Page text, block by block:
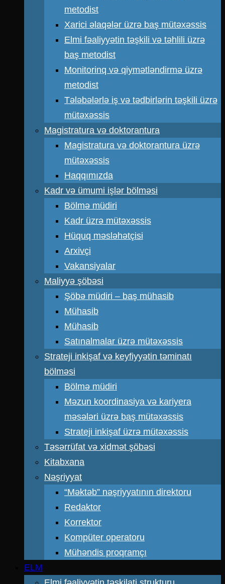
metodist
Xarici əlaqələr üzrə baş mütəxəssis
Elmi fəaliyyətin təşkili və təhlili üzrə
baş metodist
Monitorinq və qiymətləndirmə üzrə
metodist
Tələbələrlə iş və tədbirlərin təşkili üzrə
mütəxəssis
Magistratura və doktorantura
Magistratura və doktorantura üzrə
mütəxəssis
Haqqımızda
Kadr və ümumi işlər bölməsi
Bölmə müdiri
Kadr üzrə mütəxəssis
Hüquq məsləhətçisi
Arxivçi
Vakansiyalar
Maliyyə şöbəsi
Şöbə müdiri – baş mühasib
Mühasib
Mühasib
Satınalmalar üzrə mütəxəssis
Strateji inkişaf və keyfiyyətin təminatı
bölməsi
Bölmə müdiri
Məzun koordinasiya və kariyera
məsələri üzrə baş mütəxəssis
Strateji inkişaf üzrə mütəxəssis
Təsərrüfat və xidmət şöbəsi
Kitabxana
Nəşriyyat
“Məktəb” nəşriyyatının direktoru
Redaktor
Korrektor
Kompüter operatoru
Mühəndis proqramçı
ELM